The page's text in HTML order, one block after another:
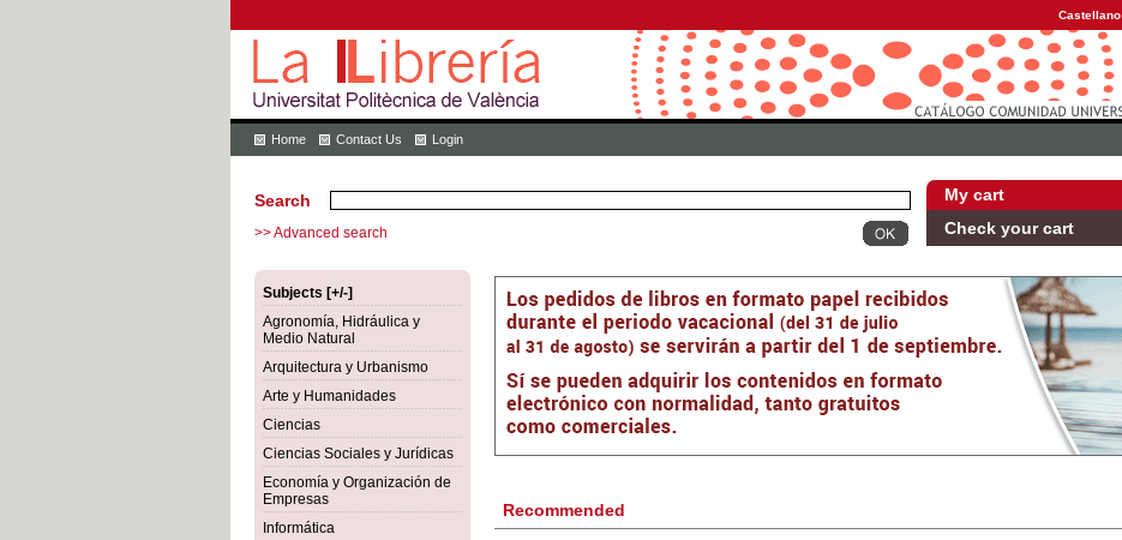
Castellano
Home Contact Us Login
My cart
Check your cart
Search
>> Advanced search
Subjects [+/-]
Agronomía, Hidráulica y
Medio Natural
Arquitectura y Urbanismo
Arte y Humanidades
Ciencias
Ciencias Sociales y Jurídicas
Economía y Organización de
Empresas
Informática
Recommended